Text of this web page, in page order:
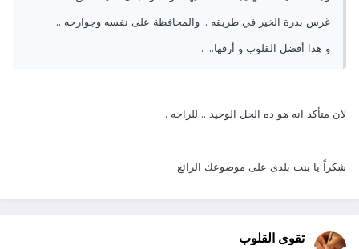
غرس بذرة الخير في طريقه .. والمحافظة على نفسه وجوارحه ..
و هذا أفضل القلوب و أرقها... .
لان متأكد انه هو ده الحل الوحيد .. للراحه .
شكراً يا بنت بلدى على موضوعك الرائع
تقوى القلوب